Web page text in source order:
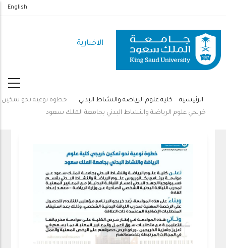
المحتوى
الرئيسي
English
الاخبارية
مسار
الرئيسية كلية علوم الرياضة والنشاط البدني
خطوة نوعية نحو تمكين
خريجي علوم الرياضة والنشاط البدني بجامعة الملك سعود